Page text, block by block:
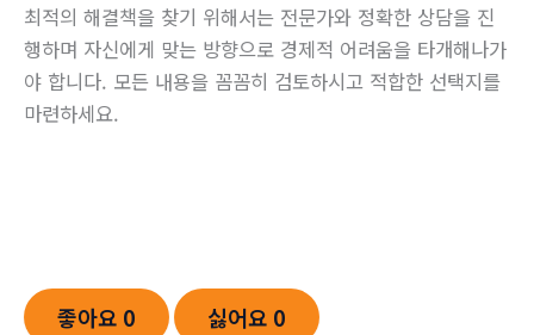
최적의 해결책을 찾기 위해서는 전문가와 정확한 상담을 진
행하며 자신에게 맞는 방향으로 경제적 어려움을 타개해나가
야 합니다. 모든 내용을 꼼꼼히 검토하시고 적합한 선택지를
마련하세요.
좋아요 0 싫어요 0